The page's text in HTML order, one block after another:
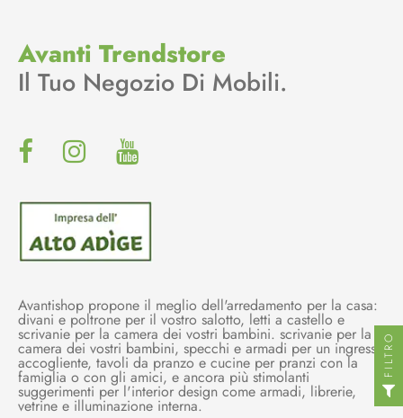
Avanti Trendstore
Il Tuo Negozio Di Mobili.
Avantishop propone il meglio dell'arredamento per la casa:
divani e poltrone per il vostro salotto, letti a castello e
scrivanie per la camera dei vostri bambini. scrivanie per la
camera dei vostri bambini, specchi e armadi per un ingresso
accogliente, tavoli da pranzo e cucine per pranzi con la
famiglia o con gli amici, e ancora più stimolanti
suggerimenti per l'interior design come armadi, librerie,
vetrine e illuminazione interna.
FILTRO